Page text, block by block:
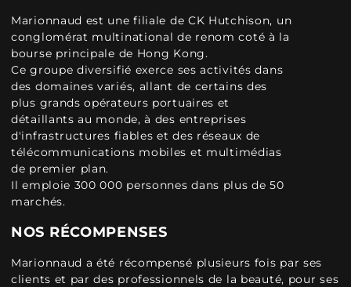
Marionnaud est une filiale de CK Hutchison, un
conglomérat multinational de renom coté à la
bourse principale de Hong Kong.
Ce groupe diversifié exerce ses activités dans
des domaines variés, allant de certains des
plus grands opérateurs portuaires et
détaillants au monde, à des entreprises
d'infrastructures fiables et des réseaux de
télécommunications mobiles et multimédias
de premier plan.
Il emploie 300 000 personnes dans plus de 50
marchés.
NOS RÉCOMPENSES
Marionnaud a été récompensé plusieurs fois par ses
clients et par des professionnels de la beauté, pour ses